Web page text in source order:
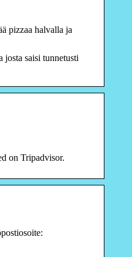
pizzaa halvalla ja
saisi tunnetusti
on Tripadvisor.